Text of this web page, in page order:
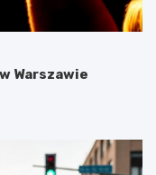
Warszawie